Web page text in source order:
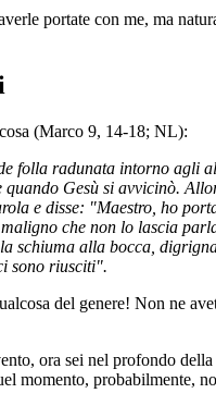
portate con me, ma
(Marco 9, 14-18; NL):
folla radunata intorno agli
Gesù si avvicinò.
e disse: "Maestro, ho
che non lo lascia
schiuma alla bocca,
sono riusciti".
del genere! Non ne
ora sei nel profondo
momento, probabilmente,